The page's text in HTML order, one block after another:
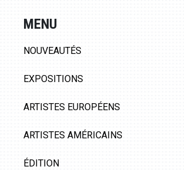
MENU
NOUVEAUTÉS
EXPOSITIONS
ARTISTES EUROPÉENS
ARTISTES AMÉRICAINS
ÉDITION